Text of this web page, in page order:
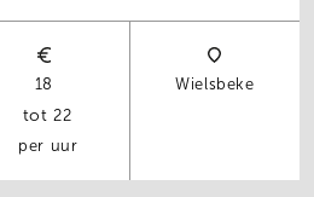
18
22
per uur
Wielsbeke